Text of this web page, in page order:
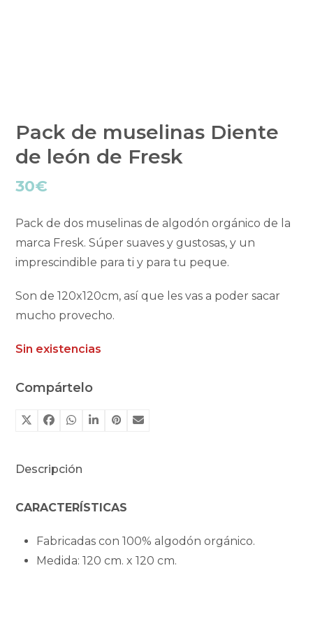
Pack de muselinas Diente
de león de Fresk
30€
Pack de dos muselinas de algodón orgánico de la
marca Fresk. Súper suaves y gustosas, y un
imprescindible para ti y para tu peque.
Son de 120x120cm, así que les vas a poder sacar
mucho provecho.
Sin existencias
Compártelo
Descripción
CARACTERÍSTICAS
Fabricadas con 100% algodón orgánico.
Medida: 120 cm. x 120 cm.